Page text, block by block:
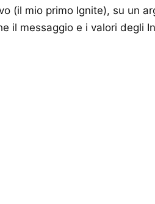
(il mio primo Ignite), su un
il messaggio e i valori degli